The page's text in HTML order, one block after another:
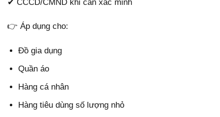
✔ CCCD/CMND khi cần xác minh
👉 Áp dụng cho:
Đồ gia dụng
Quần áo
Hàng cá nhân
Hàng tiêu dùng số lượng nhỏ